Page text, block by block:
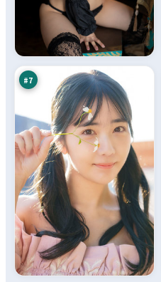
#7
缉万
追
光
回
声
90
万